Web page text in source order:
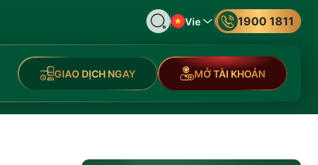
Vie 1900 1811
GIAO DỊCH NGAY MỞ TÀI KHOẢN